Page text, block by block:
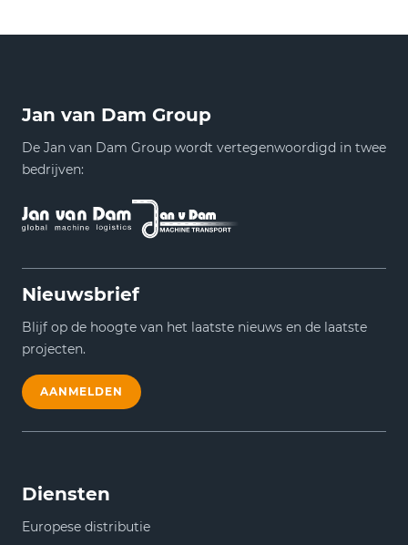
Jan van Dam Group
De Jan van Dam Group wordt vertegenwoordigd in twee
bedrijven:
Nieuwsbrief
Blijf op de hoogte van het laatste nieuws en de laatste
projecten.
AANMELDEN
Diensten
Europese distributie